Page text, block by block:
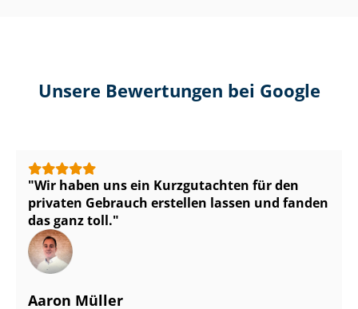
Unsere Bewertungen bei Google
Wir haben uns ein Kurzgutachten für den
privaten Gebrauch erstellen lassen und fanden
das ganz toll.
Aaron Müller